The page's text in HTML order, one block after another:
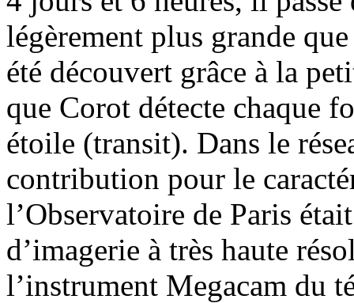
légèrement plus grande
été découvert grâce à la
que Corot détecte chaque
étoile (transit). Dans le
contribution pour le
l’Observatoire de Paris
d’imagerie à très haute
l’instrument Megacam du